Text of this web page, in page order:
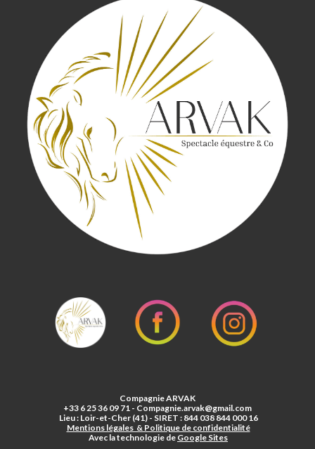
Compagnie ARVAK
+33 6 25 36 09 71 - Compagnie.arvak@gmail.com
Lieu : Loir-et-Cher (41) - SIRET : 844 038 844 000 16
Mentions légales & Politique de confidentialité
Avec la technologie de Google Sites